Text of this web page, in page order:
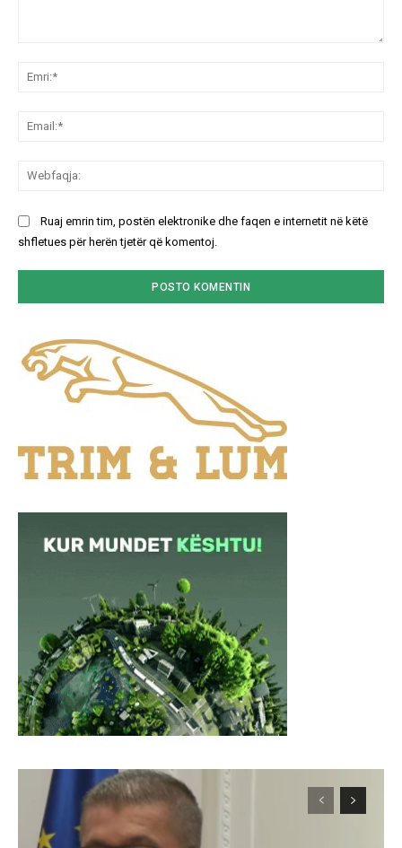
Ruaj emrin tim, postën elektronike dhe faqen e internetit në këtë
shfletues për herën tjetër që komentoj.